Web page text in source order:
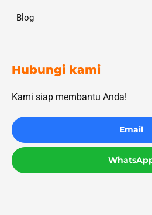
Blog
Hubungi kami
Kami siap membantu Anda!
Email